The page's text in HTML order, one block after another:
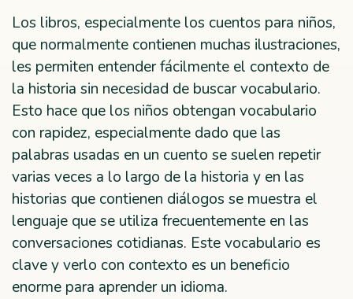
Los libros, especialmente los cuentos para niños,
que normalmente contienen muchas ilustraciones,
les permiten entender fácilmente el contexto de
la historia sin necesidad de buscar vocabulario.
Esto hace que los niños obtengan vocabulario
con rapidez, especialmente dado que las
palabras usadas en un cuento se suelen repetir
varias veces a lo largo de la historia y en las
historias que contienen diálogos se muestra el
lenguaje que se utiliza frecuentemente en las
conversaciones cotidianas. Este vocabulario es
clave y verlo con contexto es un beneficio
enorme para aprender un idioma.